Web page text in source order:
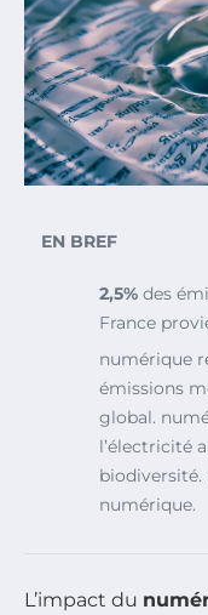
EN BREF
2,5% des
France
numérique
émissions
global.
l’électricité
biodiversité.
numérique.
L’impact du